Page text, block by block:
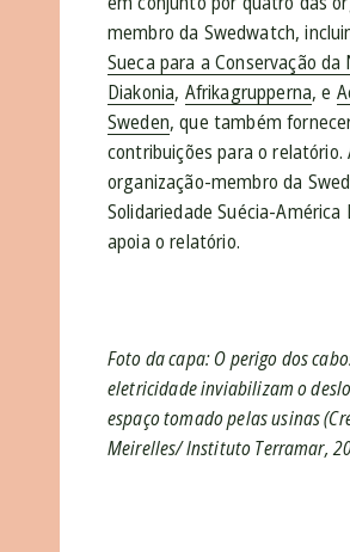
membro da Swedwatch,
Sueca para a Conservação da
Diakonia, Afrikagrupperna, e
Sweden, que também
contribuições para o relatório.
organização-membro da
Solidariedade Suécia-
apoia o relatório.
Foto da capa: O perigo dos
eletricidade inviabilizam o
espaço tomado pelas usinas
Meirelles/ Instituto Terramar,